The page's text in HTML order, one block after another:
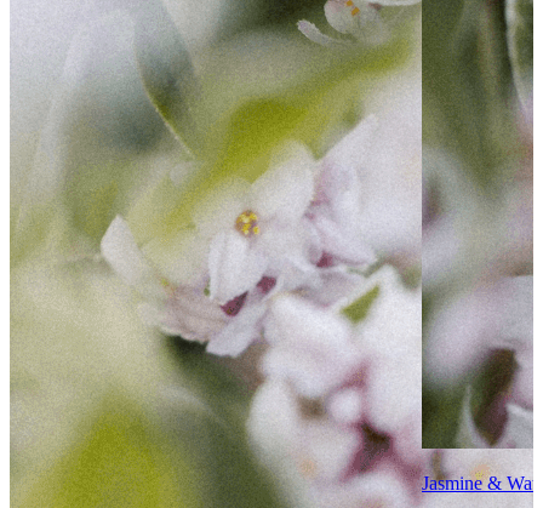
Jasmine &